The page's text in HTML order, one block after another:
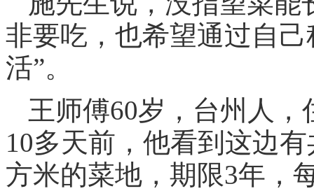
非要吃，也希望通过自
活”。
王师傅60岁，台州人
10多天前，他看到这边
方米的菜地，期限3年，